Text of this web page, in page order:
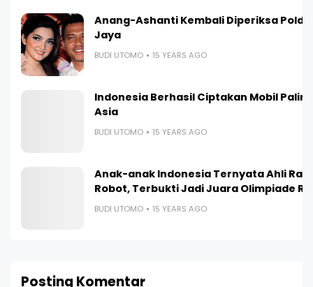
Anang-Ashanti Kembali Diperiksa
Jaya
BUDI UTOMO 15 YEARS AGO
Indonesia Berhasil Ciptakan Mobil
Asia
BUDI UTOMO 15 YEARS AGO
Anak-anak Indonesia Ternyata Ahli
Robot, Terbukti Jadi Juara Olimpiade
BUDI UTOMO 15 YEARS AGO
Posting Komentar